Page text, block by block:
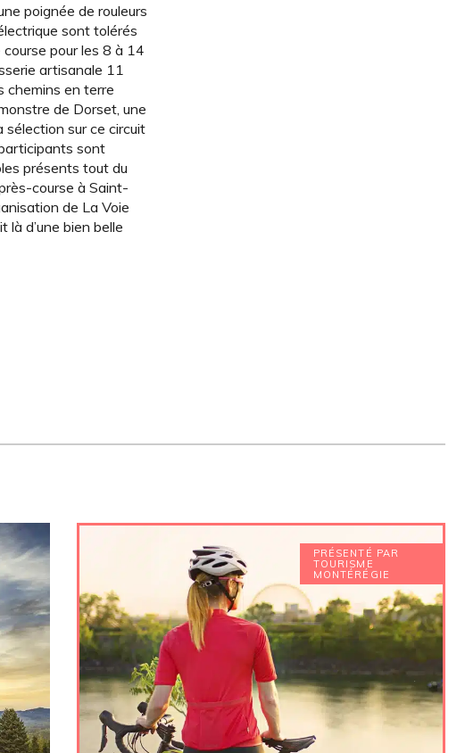
poignée de rouleurs
sont tolérés
course pour les 8 à 14
artisanale 11
chemins en terre
de Dorset, une
sélection sur ce circuit
sont
présents tout du
course à Saint-
de La Voie
d’une bien belle
PRÉSENTÉ PAR
TOURISME
MONTÉRÉGIE